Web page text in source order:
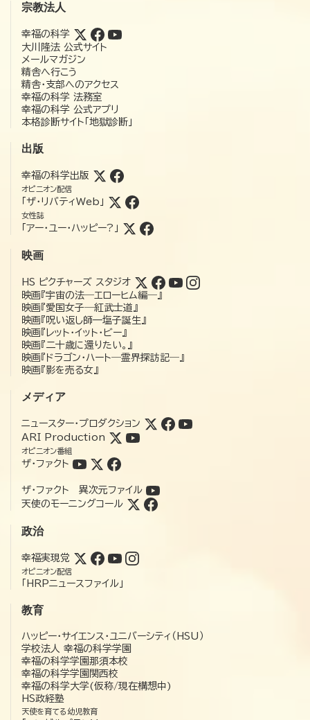
宗教法人
幸福の科学
大川隆法 公式サイト
メールマガジン
精舎へ行こう
精舎・支部へのアクセス
幸福の科学 法務室
幸福の科学 公式アプリ
本格診断サイト「地獄診断」
出版
幸福の科学出版
オピニオン配信
「ザ・リバティWeb」
女性誌
「アー・ユー・ハッピー?」
映画
HS ピクチャーズ スタジオ
映画『宇宙の法―エローヒム編―』
映画『愛国女子―紅武士道』
映画『呪い返し師—塩子誕生』
映画『レット・イット・ビー』
映画『二十歳に還りたい。』
映画『ドラゴン・ハート―霊界探訪記―』
映画『影を売る女』
メディア
ニュースター・プロダクション
ARI Production
オピニオン番組
ザ・ファクト
ザ・ファクト 異次元ファイル
天使のモーニングコール
政治
幸福実現党
オピニオン配信
「HRPニュースファイル」
教育
ハッピー・サイエンス・ユニバーシティ（HSU）
学校法人 幸福の科学学園
幸福の科学学園那須本校
幸福の科学学園関西校
幸福の科学大学(仮称/現在構想中)
HS政経塾
天使を育てる幼児教育